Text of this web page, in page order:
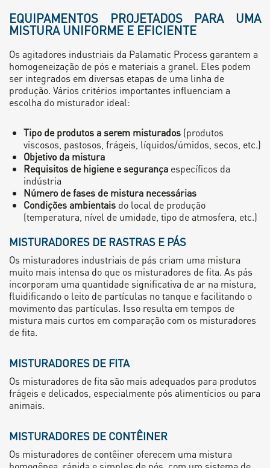
EQUIPAMENTOS PROJETADOS PARA UMA
MISTURA UNIFORME E EFICIENTE
Os agitadores industriais da Palamatic Process garantem a
homogeneização de pós e materiais a granel. Eles podem
ser integrados em diversas etapas de uma linha de
produção. Vários critérios importantes influenciam a
escolha do misturador ideal:
Tipo de produtos a serem misturados (produtos
viscosos, pastosos, frágeis, líquidos/úmidos, secos, etc.)
Objetivo da mistura
Requisitos de higiene e segurança específicos da
indústria
Número de fases de mistura necessárias
Condições ambientais do local de produção
(temperatura, nível de umidade, tipo de atmosfera, etc.)
MISTURADORES DE RASTRAS E PÁS
Os misturadores industriais de pás criam uma mistura
muito mais intensa do que os misturadores de fita. As pás
incorporam uma quantidade significativa de ar na mistura,
fluidificando o leito de partículas no tanque e facilitando o
movimento das partículas. Isso resulta em tempos de
mistura mais curtos em comparação com os misturadores
de fita.
MISTURADORES DE FITA
Os misturadores de fita são mais adequados para produtos
frágeis e delicados, especialmente pós alimentícios ou para
animais.
MISTURADORES DE CONTÊINER
Os misturadores de contêiner oferecem uma mistura